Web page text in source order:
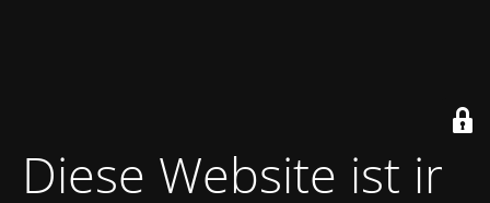
Diese Website ist im